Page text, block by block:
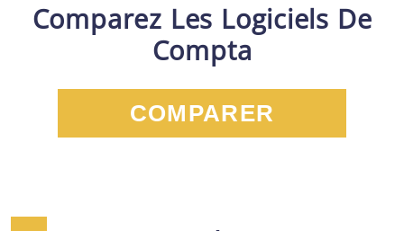
Comparez Les Logiciels De
Compta
COMPARER